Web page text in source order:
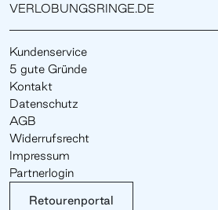
VERLOBUNGSRINGE.DE
Kundenservice
5 gute Gründe
Kontakt
Datenschutz
AGB
Widerrufsrecht
Impressum
Partnerlogin
Retourenportal